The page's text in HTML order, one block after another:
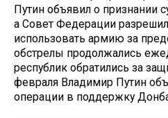
Путин объявил о признании
а Совет Федерации
использовать армию за
обстрелы продолжались
республик обратились за
февраля Владимир Путин
операции в поддержку